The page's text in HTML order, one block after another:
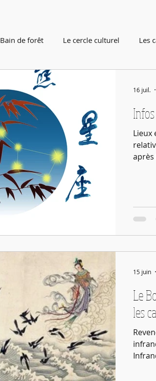
Bain de forêt Le cercle culturel Les
Lieux
après
16 juil.
Le
les
15 juin